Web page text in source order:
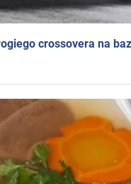
crossovera na